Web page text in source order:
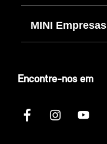
MINI Empresas
Encontre-nos em